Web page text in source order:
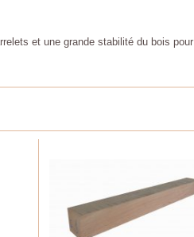
et une grande stabilité du bois pour